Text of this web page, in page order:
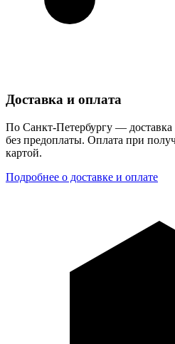
Доставка и оплата
По Санкт-Петербургу —
без предоплаты. Оплата при
картой.
Подробнее о доставке и оплате